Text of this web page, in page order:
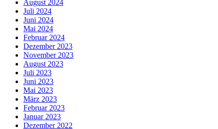
August 2024
Juli 2024
Juni 2024
Mai 2024
Februar 2024
Dezember 2023
November 2023
August 2023
Juli 2023
Juni 2023
Mai 2023
März 2023
Februar 2023
Januar 2023
Dezember 2022